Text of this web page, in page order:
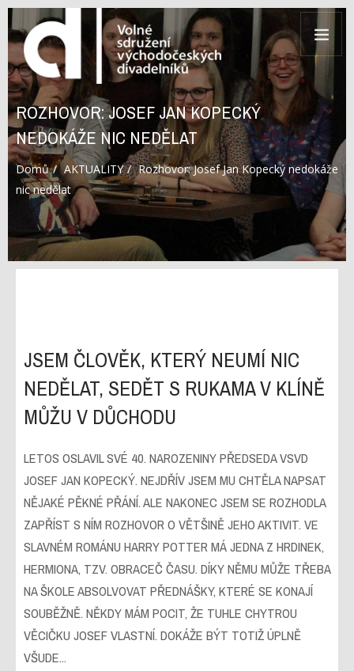
ROZHOVOR: JOSEF JAN KOPECKÝ
NEDOKÁŽE NIC NEDĚLAT
Domů AKTUALITY
Rozhovor: Josef Jan Kopecký nedokáže
nic nedělat
JSEM ČLOVĚK, KTERÝ NEUMÍ NIC
NEDĚLAT, SEDĚT S RUKAMA V KLÍNĚ
MŮŽU V DŮCHODU
LETOS OSLAVIL SVÉ 40. NAROZENINY PŘEDSEDA VSVD
JOSEF JAN KOPECKÝ. NEJDŘÍV JSEM MU CHTĚLA NAPSAT
NĚJAKÉ PĚKNÉ PŘÁNÍ. ALE NAKONEC JSEM SE ROZHODLA
ZAPŘÍST S NÍM ROZHOVOR O VĚTŠINĚ JEHO AKTIVIT. VE
SLAVNÉM ROMÁNU HARRY POTTER MÁ JEDNA Z HRDINEK,
HERMIONA, TZV. OBRACEČ ČASU. DÍKY NĚMU MŮŽE TŘEBA
NA ŠKOLE ABSOLVOVAT PŘEDNÁŠKY, KTERÉ SE KONAJÍ
SOUBĚŽNĚ. NĚKDY MÁM POCIT, ŽE TUHLE CHYTROU
VĚCIČKU JOSEF VLASTNÍ. DOKÁŽE BÝT TOTIŽ ÚPLNĚ
VŠUDE...